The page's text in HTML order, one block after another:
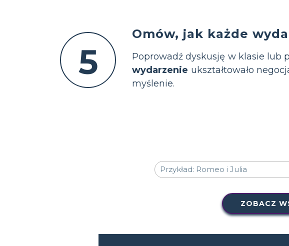
5
Omów, jak każde
Poprowadź dyskusję w klasie lub
wydarzenie ukształtowało
myślenie.
ZOBACZ